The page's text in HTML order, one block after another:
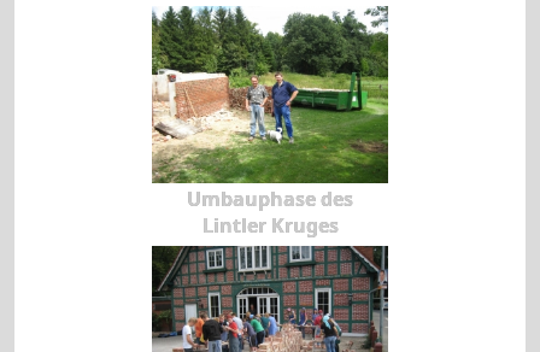
Umbauphase des
Lintler Kruges